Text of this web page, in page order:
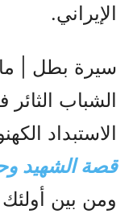
الإيراني.
الشباب
الاستبداد
قصة الشهيد
ومن بين أولئك